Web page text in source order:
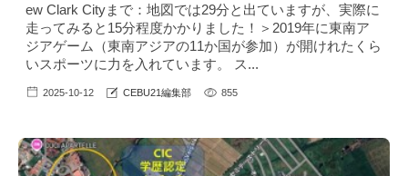
ew Clark Cityまで：地図では29分と出ていますが、実際に
走ってみると15分程度かかりました！＞2019年に東南ア
ジアゲーム（東南アジアの11か国が参加）が開けれたくら
いスポーツに力を入れています。 ス...
2025-10-12 CEBU21編集部 855